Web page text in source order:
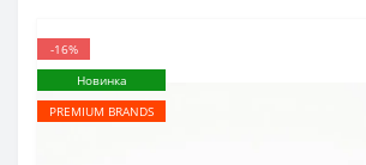
-16%
Новинка
PREMIUM BRANDS